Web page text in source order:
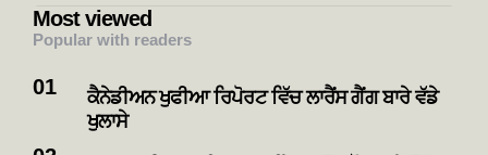
Most viewed
Popular with readers
ਕੈਨੇਡੀਅਨ ਖੁਫੀਆ ਰਿਪੋਰਟ ਵਿੱਚ ਲਾਰੈਂਸ ਗੈਂਗ ਬਾਰੇ ਵੱਡੇ
ਖੁਲਾਸੇ